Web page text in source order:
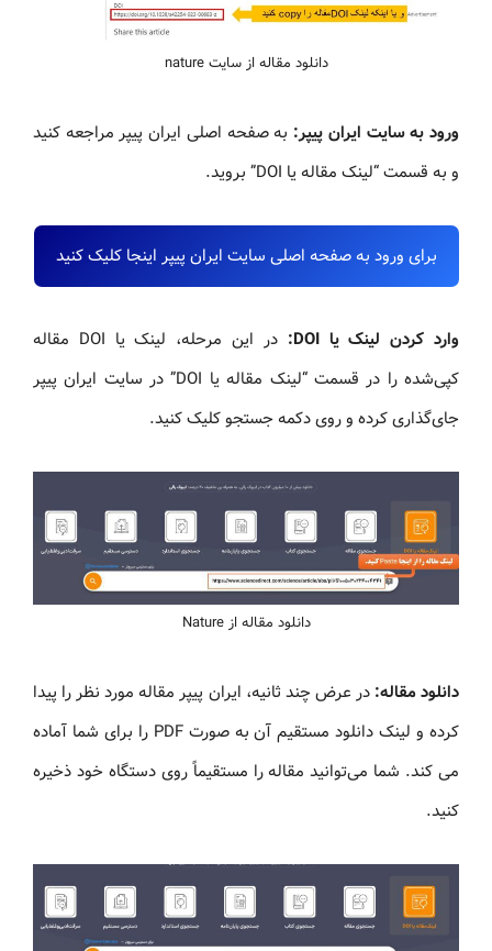
دانلود مقاله از سایت nature
ورود به سایت ایران پیپر: به صفحه اصلی ایران پیپر مراجعه کنید
و به قسمت “لینک مقاله یا DOI” بروید.
برای ورود به صفحه اصلی سایت ایران پیپر اینجا کلیک کنید
وارد کردن لینک یا DOI:
در این مرحله، لینک یا DOI مقاله
کپی‌شده را در قسمت “لینک مقاله یا DOI” در سایت ایران پیپر
جای‌گذاری کرده و روی دکمه جستجو کلیک کنید.
دانلود مقاله از Nature
دانلود مقاله: در عرض چند ثانیه، ایران پیپر مقاله مورد نظر را پیدا
کرده و لینک دانلود مستقیم آن به صورت PDF را برای شما آماده
می کند. شما می‌توانید مقاله را مستقیماً روی دستگاه خود ذخیره
کنید.